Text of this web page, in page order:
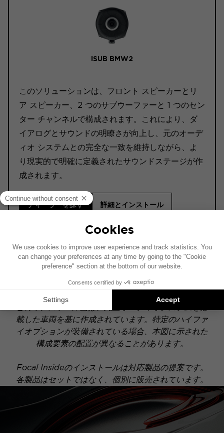
ISUB BMW2
このソリューションは、フロント スピーカーとリ
ア スピーカー、2 つのサブウーファーと 1 つのセン
ター チャンネルで構成されます。これにより、ダ
イアログとサウンドの明瞭さが向上し、元のオーデ
ィオ システムとの完全な一致を維持しながら、よ
り現実的で明確に定義されたサウンドステージが作
成されます。
ディーラーを探す 詳細とインストール
ACTIVE
載した車両を基に作成されています。特定のハイファ
イオプションが装備されている場合、本図に示された
構成要素の配置が異なることがあります。
Focal Insideのインストールは対応製品の提案です。
各製品はセットではなく、個別に販売されています。